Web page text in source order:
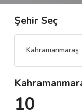
🎈 Biz Kimiz?
🌟 Müşteri
Destek
Şehir Seç
Kahramanmaraş
10